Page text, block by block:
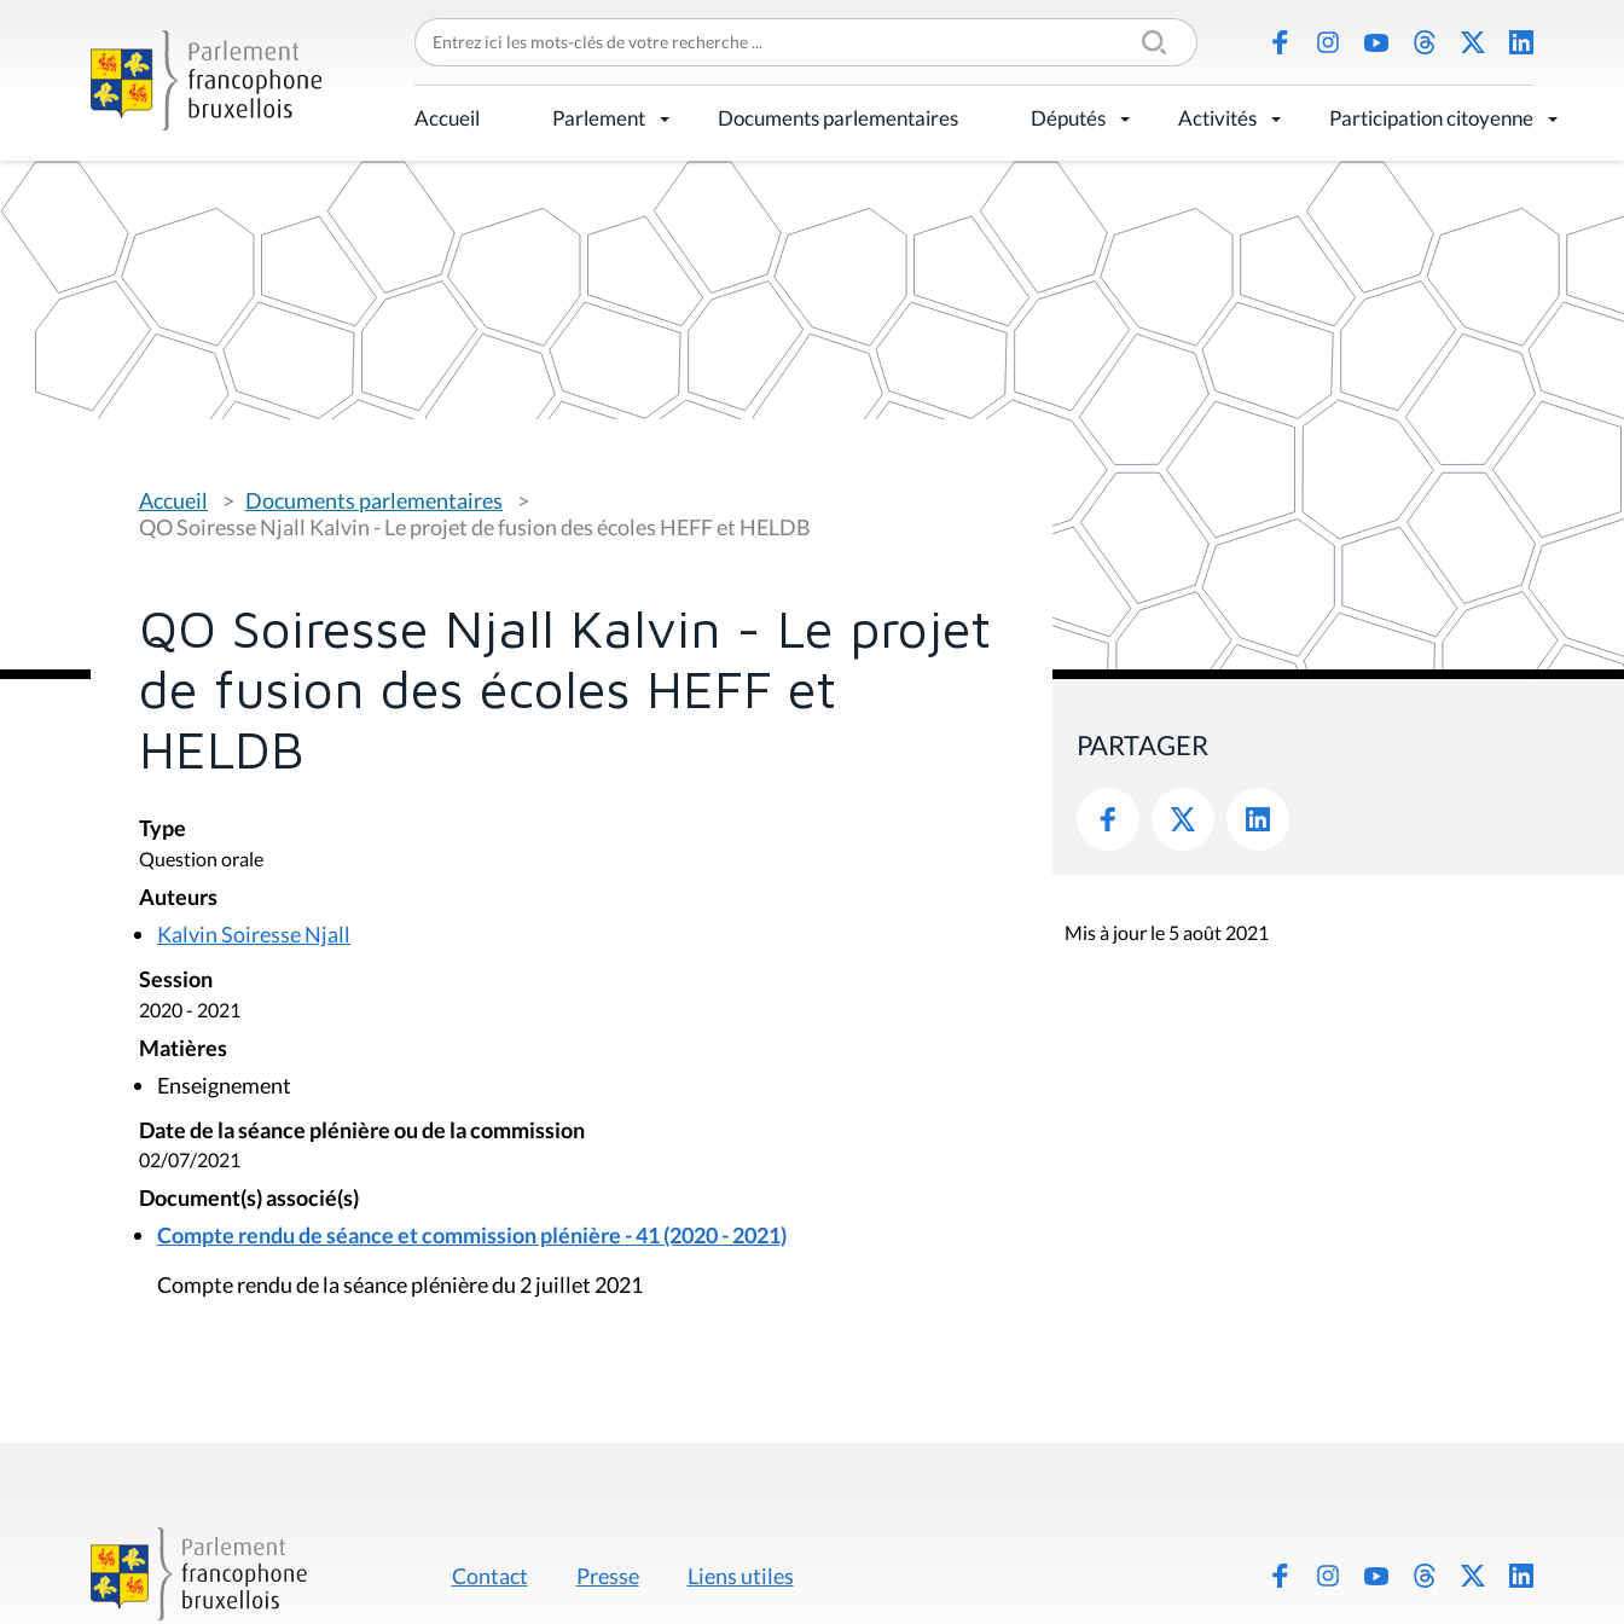
C
h
e
r
c
h
r
p
Accueil Parlement Documents parlementaires Députés Activités Participation citoyenne
o
u
s
Accueil
Documents parlementaires
QO Soiresse Njall Kalvin - Le projet de fusion des écoles HEFF et HELDB
QO Soiresse Njall Kalvin - Le projet
de fusion des écoles HEFF et
HELDB
Type
Question orale
Auteurs
Kalvin Soiresse Njall
Session
2020 - 2021
Matières
Enseignement
Date de la séance plénière ou de la commission
02/07/2021
Document(s) associé(s)
Compte rendu de séance et commission plénière - 41 (2020 - 2021)
Compte rendu de la séance plénière du 2 juillet 2021
PARTAGER
Mis à jour le 5 août 2021
Contact Presse Liens utiles